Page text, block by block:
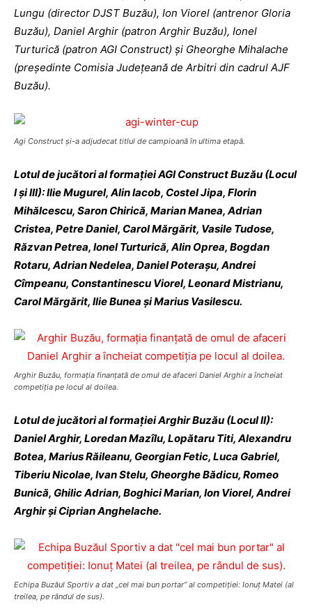
Lungu (director DJST Buzău), Ion Viorel (antrenor Gloria
Buzău), Daniel Arghir (patron Arghir Buzău), Ionel
Turturică (patron AGI Construct) şi Gheorghe Mihalache
(preşedinte Comisia Judeţeană de Arbitri din cadrul AJF
Buzău).
Agi Construct şi-a adjudecat titlul de campioană în ultima etapă.
Lotul de jucători al formaţiei AGI Construct Buzău (Locul
I şi III): Ilie Mugurel, Alin Iacob, Costel Jipa, Florin
Mihălcescu, Saron Chirică, Marian Manea, Adrian
Cristea, Petre Daniel, Carol Mărgărit, Vasile Tudose,
Răzvan Petrea, Ionel Turturică, Alin Oprea, Bogdan
Rotaru, Adrian Nedelea, Daniel Poteraşu, Andrei
Cîmpeanu, Constantinescu Viorel, Leonard Mistrianu,
Carol Mărgărit, Ilie Bunea şi Marius Vasilescu.
Arghir Buzău, formaţia finanţată de omul de afaceri Daniel Arghir a încheiat
competiţia pe locul al doilea.
Lotul de jucători al formaţiei Arghir Buzău (Locul II):
Daniel Arghir, Loredan Mazîlu, Lopătaru Titi, Alexandru
Botea, Marius Răileanu, Georgian Fetic, Luca Gabriel,
Tiberiu Nicolae, Ivan Stelu, Gheorghe Bădicu, Romeo
Bunică, Ghilic Adrian, Boghici Marian, Ion Viorel, Andrei
Arghir şi Ciprian Anghelache.
Echipa Buzăul Sportiv a dat „cel mai bun portar” al competiţiei: Ionuţ Matei (al
treilea, pe rândul de sus).